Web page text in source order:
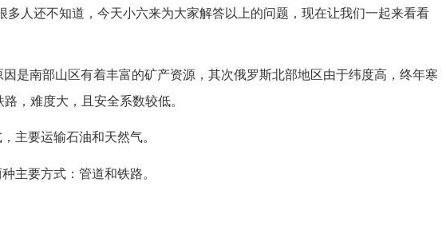
人还不知道，今天小六来为大家解答以上的问题，现在让我们一起来看看
是南部山区有着丰富的矿产资源，其次俄罗斯北部地区由于纬度高，终年寒
，难度大，且安全系数较低。
主要运输石油和天然气。
主要方式：管道和铁路。